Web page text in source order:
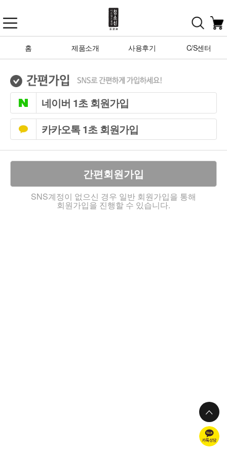
홈 제품소개 사용후기 C/S센터
네이버 1초 회원가입
카카오톡 1초 회원가입
간편회원가입
SNS계정이 없으신 경우 일반 회원가입을 통해
회원가입을 진행할 수 있습니다.